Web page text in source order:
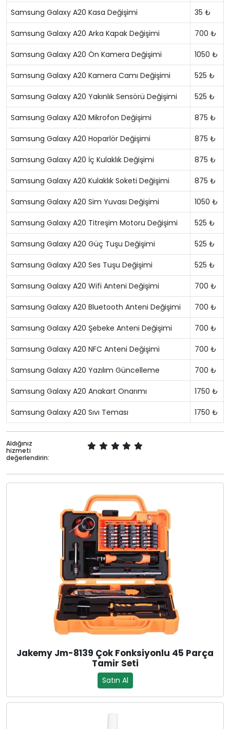
Samsung Galaxy A20 Kasa Değişimi 35 ₺
Samsung Galaxy A20 Arka Kapak Değişimi 700 ₺
Samsung Galaxy A20 Ön Kamera Değişimi 1050 ₺
Samsung Galaxy A20 Kamera Camı Değişimi 525 ₺
Samsung Galaxy A20 Yakınlık Sensörü Değişimi 525 ₺
Samsung Galaxy A20 Mikrofon Değişimi 875 ₺
Samsung Galaxy A20 Hoparlör Değişimi 875 ₺
Samsung Galaxy A20 İç Kulaklık Değişimi 875 ₺
Samsung Galaxy A20 Kulaklık Soketi Değişimi 875 ₺
Samsung Galaxy A20 Sim Yuvası Değişimi 1050 ₺
Samsung Galaxy A20 Titreşim Motoru Değişimi 525 ₺
Samsung Galaxy A20 Güç Tuşu Değişimi 525 ₺
Samsung Galaxy A20 Ses Tuşu Değişimi 525 ₺
Samsung Galaxy A20 Wifi Anteni Değişimi 700 ₺
Samsung Galaxy A20 Bluetooth Anteni Değişimi 700 ₺
Samsung Galaxy A20 Şebeke Anteni Değişimi 700 ₺
Samsung Galaxy A20 NFC Anteni Değişimi 700 ₺
Samsung Galaxy A20 Yazılım Güncelleme 700 ₺
Samsung Galaxy A20 Anakart Onarımı 1750 ₺
Samsung Galaxy A20 Sıvı Teması 1750 ₺
Aldığınız
hizmeti
değerlendirin:
Jakemy Jm-8139 Çok Fonksiyonlu 45 Parça
Tamir Seti
Satın Al